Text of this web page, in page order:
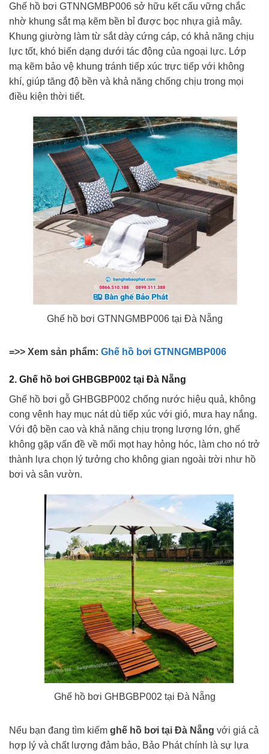
Ghế hồ bơi GTNNGMBP006 sở hữu kết cấu vững chắc
nhờ khung sắt mạ kẽm bền bỉ được bọc nhựa giả mây.
Khung giường làm từ sắt dày cứng cáp, có khả năng chịu
lực tốt, khó biến dạng dưới tác động của ngoại lực. Lớp
mạ kẽm bảo vệ khung tránh tiếp xúc trực tiếp với không
khí, giúp tăng độ bền và khả năng chống chịu trong mọi
điều kiện thời tiết.
Ghế hồ bơi GTNNGMBP006 tại Đà Nẵng
=>> Xem sản phẩm: Ghế hồ bơi GTNNGMBP006
2. Ghế hồ bơi GHBGBP002 tại Đà Nẵng
Ghế hồ bơi gỗ GHBGBP002 chống nước hiệu quả, không
cong vênh hay mục nát dù tiếp xúc với gió, mưa hay nắng.
Với độ bền cao và khả năng chịu trọng lượng lớn, ghế
không gặp vấn đề về mối mọt hay hỏng hóc, làm cho nó trở
thành lựa chọn lý tưởng cho không gian ngoài trời như hồ
bơi và sân vườn.
Ghế hồ bơi GHBGBP002 tại Đà Nẵng
Nếu bạn đang tìm kiếm ghế hồ bơi tại Đà Nẵng với giá cả
hợp lý và chất lượng đảm bảo, Bảo Phát chính là sự lựa